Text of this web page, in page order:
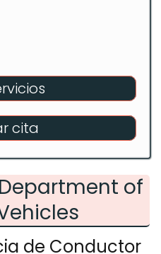
cita
of
de Conductor